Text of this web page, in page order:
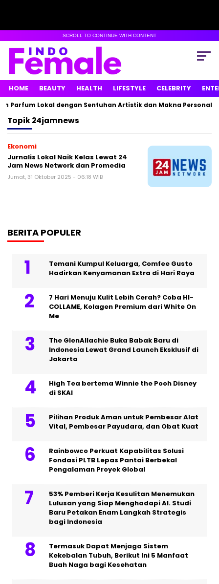
SCROLL TO CONTINUE WITH CONTENT
HOME BEAUTY HEALTH LIFESTYLE CELEBRITY
Parfum Lokal dengan Sentuhan Artistik dan Makna Personal
Topik24jamnews
Ekonomi
Jurnalis Lokal Naik Kelas Lewat 24
Jam News Network dan Promedia
Jumat, 31 Oktober 2025 - 06:18 WIB
BERITA POPULER
Temani Kumpul Keluarga, Comfee Gusto
Hadirkan Kenyamanan Extra di Hari Raya
7 Hari Menuju Kulit Lebih Cerah? Coba HI-
COLLAME, Kolagen Premium dari White On
Me
The GlenAllachie Buka Babak Baru di
Indonesia Lewat Grand Launch Eksklusif di
Jakarta
High Tea bertema Winnie the Pooh Disney
di SKAI
Pilihan Produk Aman untuk Pembesar Alat
Vital, Pembesar Payudara, dan Obat Kuat
Rainbowco Perkuat Kapabilitas Solusi
Fondasi PLTB Lepas Pantai Berbekal
Pengalaman Proyek Global
53% Pemberi Kerja Kesulitan Menemukan
Lulusan yang Siap Menghadapi AI. Studi
Baru Petakan Enam Langkah Strategis
bagi Indonesia
Termasuk Dapat Menjaga Sistem
Kekebalan Tubuh, Berikut Ini 5 Manfaat
Buah Naga bagi Kesehatan